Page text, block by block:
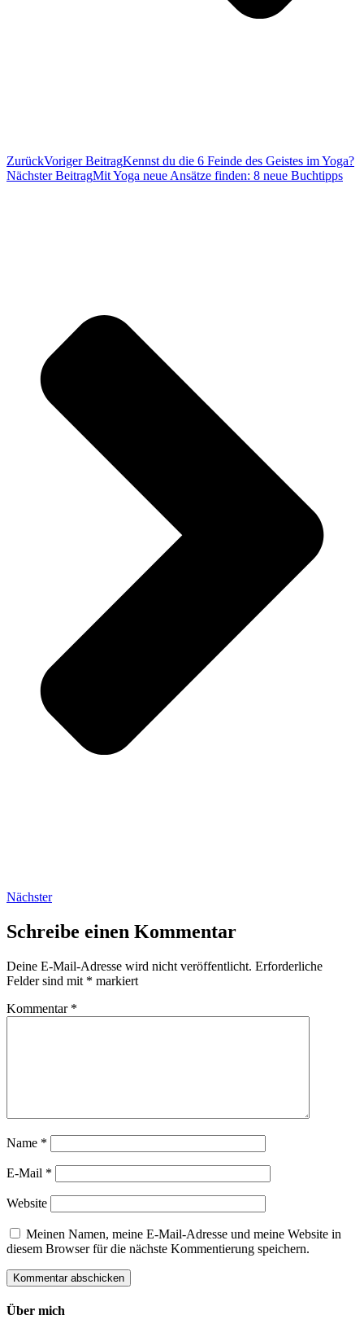
ZurückVoriger BeitragKennst du die 6 Feinde des Geistes im Yoga?
Nächster BeitragMit Yoga neue Ansätze finden: 8 neue Buchtipps
Nächster
Schreibe einen Kommentar
Deine E-Mail-Adresse wird nicht veröffentlicht. Erforderliche
Felder sind mit * markiert
Kommentar *
Name *
E-Mail *
Website
Meinen Namen, meine E-Mail-Adresse und meine Website in
diesem Browser für die nächste Kommentierung speichern.
Über mich